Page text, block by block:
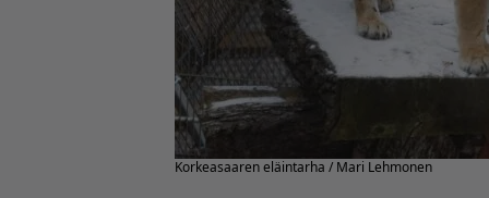
Korkeasaaren eläintarha / Mari Lehmonen